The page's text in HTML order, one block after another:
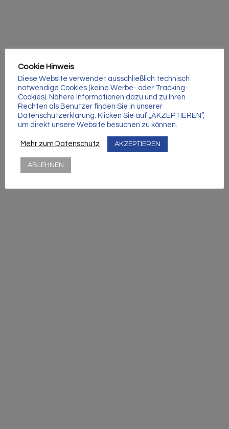
Cookie Hinweis
Diese Website verwendet ausschließlich technisch
notwendige Cookies (keine Werbe- oder Tracking-
Cookies). Nähere Informationen dazu und zu Ihren
Rechten als Benutzer finden Sie in unserer
Datenschutzerklärung. Klicken Sie auf „AKZEPTIEREN“,
um direkt unsere Website besuchen zu können.
Mehr zum Datenschutz AKZEPTIEREN
ABLEHNEN